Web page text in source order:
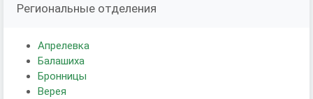
Региональные отделения
Апрелевка
Балашиха
Бронницы
Верея